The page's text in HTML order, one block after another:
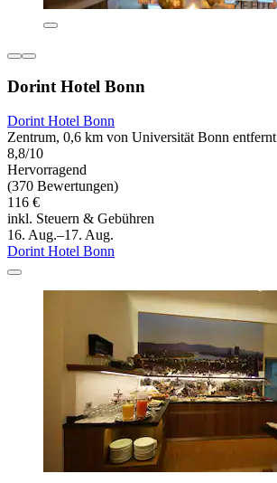
Dorint Hotel Bonn
Dorint Hotel Bonn
Zentrum, 0,6 km von Universität Bonn entfernt
8,8/10
Hervorragend
(370 Bewertungen)
116 €
inkl. Steuern & Gebühren
16. Aug.–17. Aug.
Dorint Hotel Bonn